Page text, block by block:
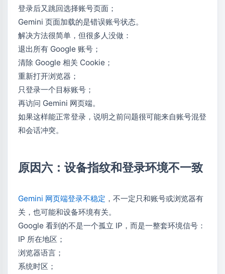
登录后又跳回选择账号页面；
Gemini 页面加载的是错误账号状态。
解决方法很简单，但很多人没做：
退出所有 Google 账号；
清除 Google 相关 Cookie；
重新打开浏览器；
只登录一个目标账号；
再访问 Gemini 网页端。
如果这样能正常登录，说明之前问题很可能来自账号混登
和会话冲突。
原因六：设备指纹和登录环境不一致
Gemini 网页端登录不稳定 ，不一定只和账号或浏览器有
关，也可能和设备环境有关。
Google 看到的不是一个孤立 IP，而是一整套环境信号：
IP 所在地区；
浏览器语言；
系统时区；